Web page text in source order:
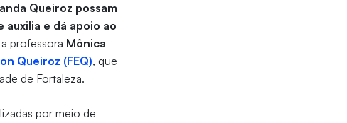
Queiroz possam
e dá apoio ao
professora Mônica
Queiroz (FEQ), que
de Fortaleza.
por meio de